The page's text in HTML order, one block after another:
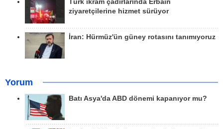
Türk ikram çadırlarında Erbain
ziyaretçilerine hizmet sürüyor
İran: Hürmüz'ün güney rotasını tanımıyoruz
Yorum
Batı Asya'da ABD dönemi kapanıyor mu?